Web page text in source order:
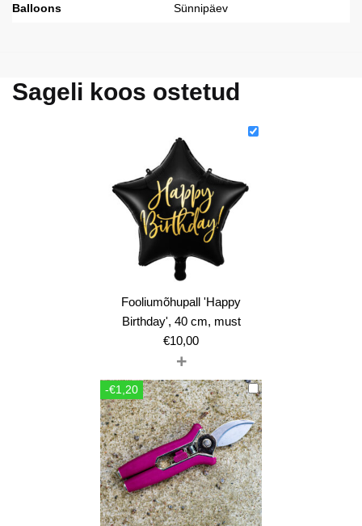
Balloons
Sünnipäev
Sageli koos ostetud
Fooliumõhupall 'Happy
Birthday', 40 cm, must
€10,00
+
-€1,20